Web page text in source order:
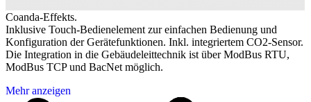
Coanda-Effekts.
Inklusive Touch-Bedienelement zur einfachen Bedienung und
Konfiguration der Gerätefunktionen. Inkl. integriertem CO2-Sensor.
Die Integration in die Gebäudeleittechnik ist über ModBus RTU,